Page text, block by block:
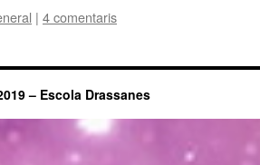
| 4 comentaris
– Escola Drassanes